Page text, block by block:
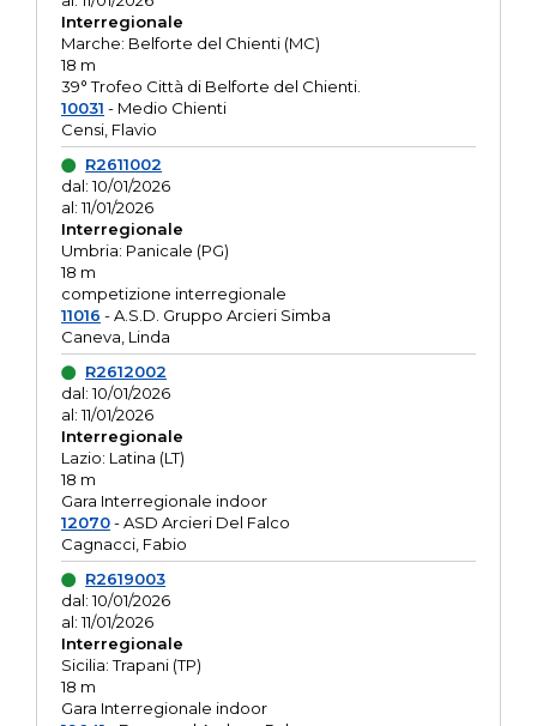
Interregionale
Marche: Belforte del Chienti (MC)
18 m
39° Trofeo Città di Belforte del Chienti.
10031 - Medio Chienti
Censi, Flavio
R2611002
dal: 10/01/2026
al: 11/01/2026
Interregionale
Umbria: Panicale (PG)
18 m
competizione interregionale
11016 - A.S.D. Gruppo Arcieri Simba
Caneva, Linda
R2612002
dal: 10/01/2026
al: 11/01/2026
Interregionale
Lazio: Latina (LT)
18 m
Gara Interregionale indoor
12070- ASD Arcieri Del Falco
Cagnacci, Fabio
R2619003
dal: 10/01/2026
al: 11/01/2026
Interregionale
Sicilia: Trapani (TP)
18 m
Gara Interregionale indoor